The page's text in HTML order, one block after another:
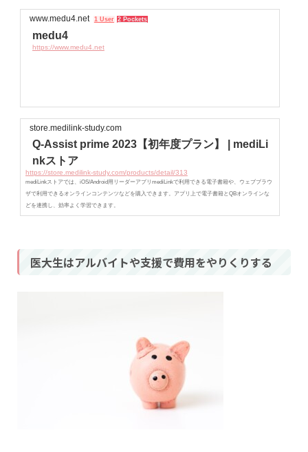
www.medu4.net 1 User 2 Pockets
medu4
https://www.medu4.net
store.medilink-study.com
Q-Assist prime 2023【初年度プラン】 | mediLi
nkストア
https://store.medilink-study.com/products/detail/313
mediLinkストアでは、iOS/Android用リーダーアプリmediLinkで利用できる電子書籍や、ウェブブラウ
ザで利用できるオンラインコンテンツなどを購入できます。アプリ上で電子書籍とQBオンラインな
どを連携し、効率よく学習できます。
医大生はアルバイトや支援で費用をやりくりする